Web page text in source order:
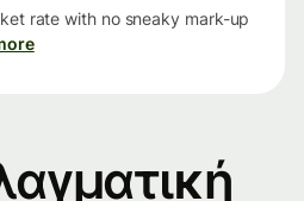
rate with no sneaky mark-up